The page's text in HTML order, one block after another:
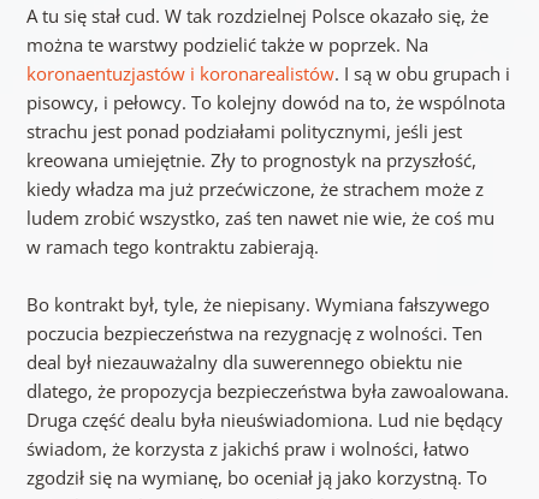
A tu się stał cud. W tak rozdzielnej Polsce okazało się, że
można te warstwy podzielić także w poprzek. Na
koronaentuzjastów i koronarealistów. I są w obu grupach i
pisowcy, i pełowcy. To kolejny dowód na to, że wspólnota
strachu jest ponad podziałami politycznymi, jeśli jest
kreowana umiejętnie. Zły to prognostyk na przyszłość,
kiedy władza ma już przećwiczone, że strachem może z
ludem zrobić wszystko, zaś ten nawet nie wie, że coś mu
w ramach tego kontraktu zabierają.
Bo kontrakt był, tyle, że niepisany. Wymiana fałszywego
poczucia bezpieczeństwa na rezygnację z wolności. Ten
deal był niezauważalny dla suwerennego obiektu nie
dlatego, że propozycja bezpieczeństwa była zawoalowana.
Druga część dealu była nieuświadomiona. Lud nie będący
świadom, że korzysta z jakichś praw i wolności, łatwo
zgodził się na wymianę, bo oceniał ją jako korzystną. To